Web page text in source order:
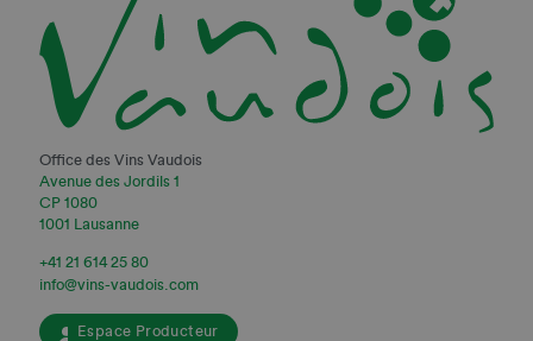
Office des Vins Vaudois
Avenue des Jordils 1
CP 1080
1001 Lausanne
+41 21 614 25 80
info@vins-vaudois.com
Espace Producteur